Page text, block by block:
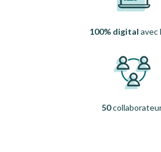
100% digital avec
50